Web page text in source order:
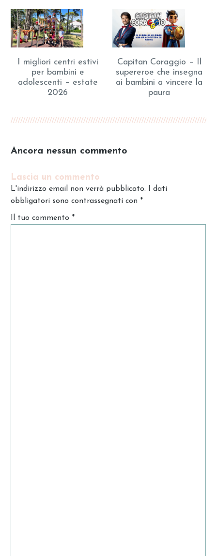
I migliori centri estivi
per bambini e
adolescenti – estate
2026
Capitan Coraggio – Il
supereroe che insegna
ai bambini a vincere la
paura
Ancora nessun commento
Lascia un commento
L'indirizzo email non verrà pubblicato. I dati
obbligatori sono contrassegnati con *
Il tuo commento *